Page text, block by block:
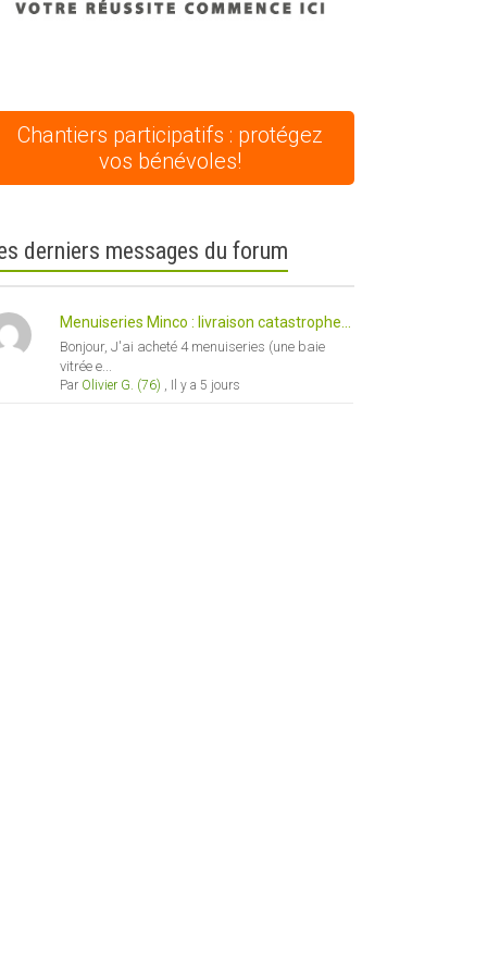
Chantiers participatifs : protégez
vos bénévoles!
derniers messages du forum
Menuiseries Minco : livraison catastrophe...
Bonjour, J'ai acheté 4 menuiseries (une baie
vitrée e...
Par Olivier G. (76) Il y a 5 jours